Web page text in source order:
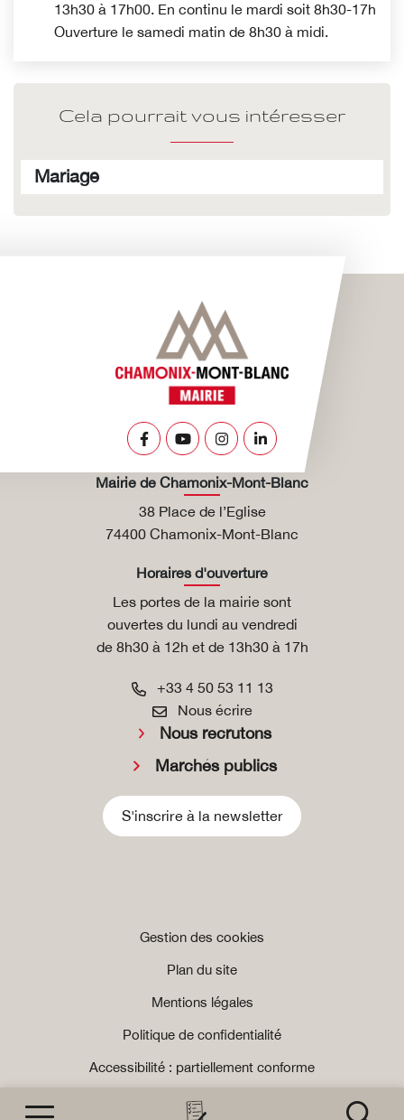
13h30 à 17h00. En continu le mardi soit 8h30-17h
Ouverture le samedi matin de 8h30 à midi.
Cela pourrait vous intéresser
Mariage
Lien vers le compte Facebook
Lien vers la chaîne Youtube
Lien vers le compte
Lien vers le compte
Mairie de Chamonix-Mont-Blanc
38 Place de l’Eglise
74400 Chamonix-Mont-Blanc
Horaires d'ouverture
Les portes de la mairie sont
ouvertes du lundi au vendredi
de 8h30 à 12h et de 13h30 à 17h
+33 4 50 53 11 13
Nous écrire
Nous recrutons
Marchés publics
S'inscrire à la newsletter
Gestion des cookies
Plan du site
Mentions légales
Politique de confidentialité
Accessibilité : partiellement conforme